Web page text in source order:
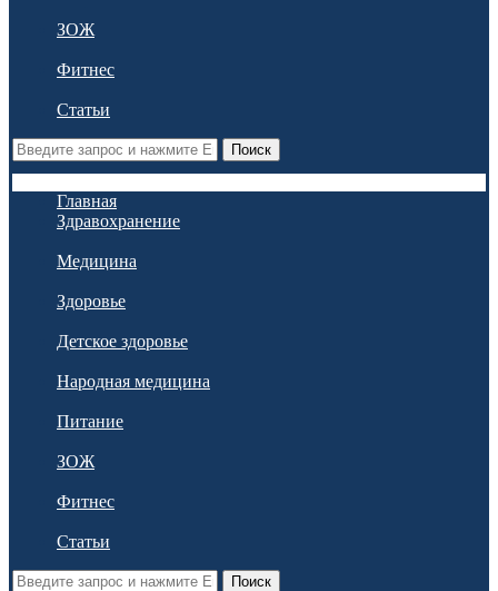
ЗОЖ
Фитнес
Статьи
Поиск
Главная
Здравохранение
Медицина
Здоровье
Детское здоровье
Народная медицина
Питание
ЗОЖ
Фитнес
Статьи
Поиск